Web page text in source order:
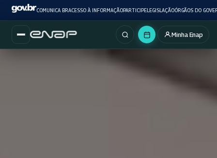
COMUNICA BRACESSO À INFORMAÇÃOPARTICIPELEGISLAÇÃOÓRGÃOS DO
Buscar no portal
Minha Enap